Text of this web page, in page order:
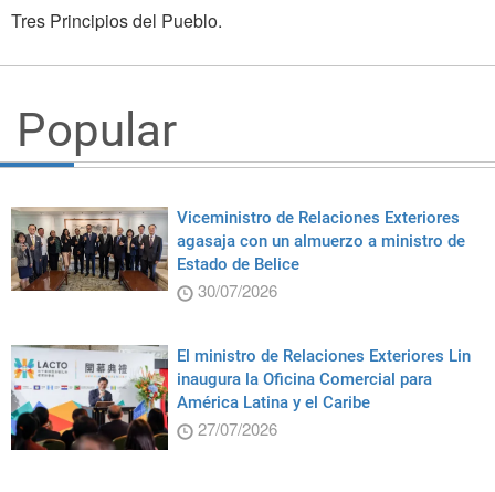
Tres Principios del Pueblo.
Popular
Viceministro de Relaciones Exteriores
agasaja con un almuerzo a ministro de
Estado de Belice
30/07/2026
El ministro de Relaciones Exteriores Lin
inaugura la Oficina Comercial para
América Latina y el Caribe
27/07/2026